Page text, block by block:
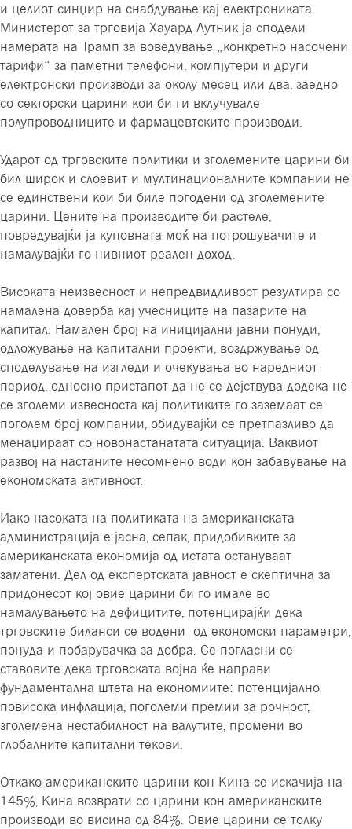
и целиот синџир на снабдување кај електрониката.
Министерот за трговија Хауард Лутник ја сподели
намерата на Трамп за воведување „конкретно насочени
тарифи“ за паметни телефони, компјутери и други
електронски производи за околу месец или два, заедно
со секторски царини кои би ги вклучувале
полупроводниците и фармацевтските производи.
Ударот од трговските политики и зголемените царини би
бил широк и слоевит и мултинационалните компании не
се единствени кои би биле погодени од зголемените
царини. Цените на производите би растеле,
повредувајќи ја куповната моќ на потрошувачите и
намалувајќи го нивниот реален доход.
Високата неизвесност и непредвидливост резултира со
намалена доверба кај учесниците на пазарите на
капитал. Намален број на иницијални јавни понуди,
одложување на капитални проекти, воздржување од
споделување на изгледи и очекувања во наредниот
период, односно пристапот да не се дејствува додека не
се зголеми извесноста кај политиките го заземаат се
поголем број компании, обидувајќи се претпазливо да
менаџираат со новонастанатата ситуација. Ваквиот
развој на настаните несомнено води кон забавување на
економската активност.
Иако насоката на политиката на американската
администрација е јасна, сепак, придобивките за
американската економија од истата остануваат
заматени. Дел од експертската јавност е скептична за
придонесот кој овие царини би го имале во
намалувањето на дефицитите, потенцирајќи дека
трговските биланси се водени од економски параметри,
понуда и побарувачка за добра. Се погласни се
ставовите дека трговската војна ќе направи
фундаментална штета на економиите: потенцијално
повисока инфлација, поголеми премии за рочност,
зголемена нестабилност на валутите, промени во
глобалните капитални текови.
Откако американските царини кон Кина се искачија на
145%, Кина возврати со царини кон американските
производи во висина од 84%. Овие царини се толку